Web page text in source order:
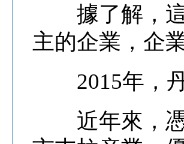
據了解，這
主的企業，企
2015年，丹
近年來，憑